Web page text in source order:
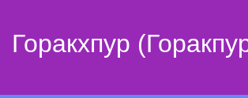
Горакхпур